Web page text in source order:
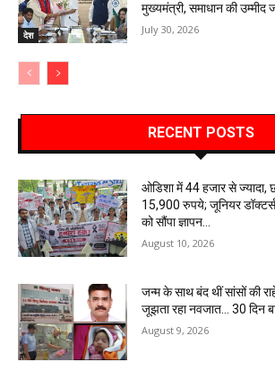
देश
मुख्यमंत्री, समाधान की उम्मीद
July 30, 2026
RECENT POSTS
ओडिशा में 44 हजार से ज्यादा,
15,900 रुपये; जूनियर
को सौंपा ज्ञापन…
August 10, 2026
जन्म के साथ बंद थीं सांसों की
जूझता रहा नवजात… 30 दिन
August 9, 2026